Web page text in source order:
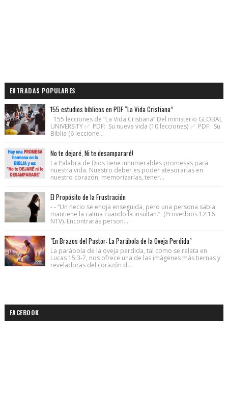
ENTRADAS POPULARES
155 estudios bíblicos en PDF “La Vida Cristiana”
155 lecciones de “La Vida Cristiana” Del ministerio GLOBAL
UNIVERSITY ✅ PDF: Su nueva vida (10 lecciones) ✅ PDF: Su
Biblia (6 leccione...
No te dejaré, Ni te desampararé!
La Palabra de Dios tiene innumerables promesas para
nuestra vida. Nuestro deber es poder atesorarlas en
nuestro corazón, memorizarlas, tener...
El Propósito de la Frustración
- - “Un necio se enoja enseguida, pero una persona sabia
mantiene la calma cuando la insultan.” (Proverbios 12:16
NTV). Encontrarás person...
"En Brazos del Pastor: La Parábola de la Oveja Perdida"
La parábola de la oveja perdida, tal como se relata en
Lucas 15:3-7, nos ofrece una de las imágenes más tiernas y
reveladoras del corazón d...
FACEBOOK